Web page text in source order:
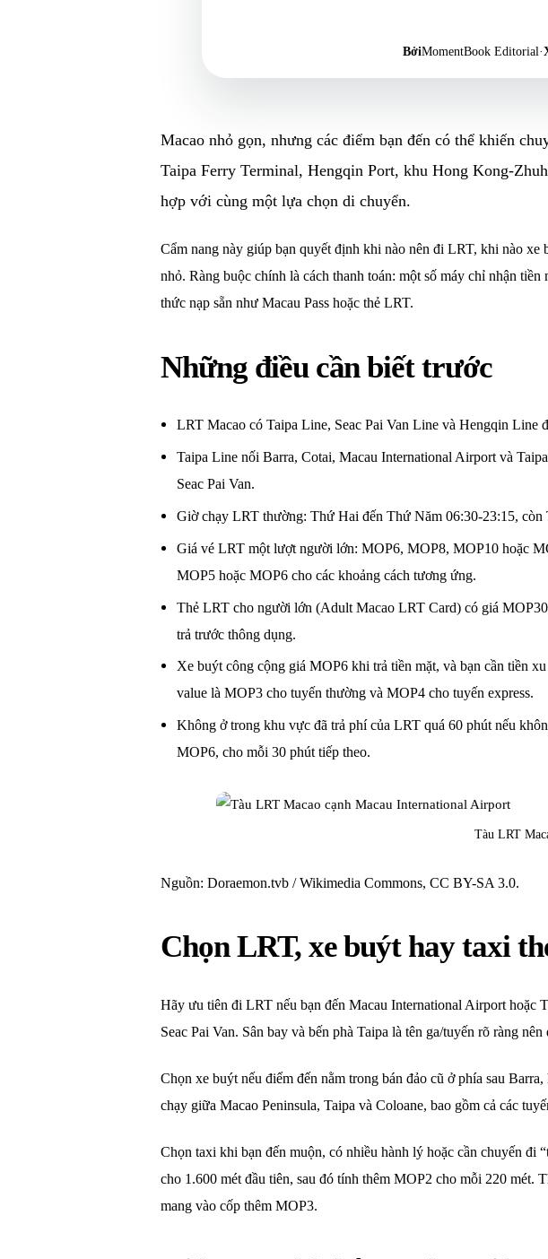
BởiMomentBook Editorial·
Macao nhỏ gọn, nhưng các điểm bạn đến có thể khiến
Taipa Ferry Terminal, Hengqin Port, khu Hong Kong-
hợp với cùng một lựa chọn di chuyển.
Cẩm nang này giúp bạn quyết định khi nào nên đi LRT, khi nào
nhỏ. Ràng buộc chính là cách thanh toán: một số máy chỉ nhận
thức nạp sẵn như Macau Pass hoặc thẻ LRT.
Những điều cần biết trước
LRT Macao có Taipa Line, Seac Pai Van Line và Hengqin Line
Taipa Line nối Barra, Cotai, Macau International Airport và
Seac Pai Van.
Giờ chạy LRT thường: Thứ Hai đến Thứ Năm 06:30-23:15, còn
Giá vé LRT một lượt người lớn: MOP6, MOP8, MOP10 hoặc
MOP5 hoặc MOP6 cho các khoảng cách tương ứng.
Thẻ LRT cho người lớn (Adult Macao LRT Card) có giá
trả trước thông dụng.
Xe buýt công cộng giá MOP6 khi trả tiền mặt, và bạn cần tiền
value là MOP3 cho tuyến thường và MOP4 cho tuyến express.
Không ở trong khu vực đã trả phí của LRT quá 60 phút nếu
MOP6, cho mỗi 30 phút tiếp theo.
Tàu LRT
Nguồn: Doraemon.tvb / Wikimedia Commons, CC BY-SA 3.0.
Chọn LRT, xe buýt hay taxi
Hãy ưu tiên đi LRT nếu bạn đến Macau International Airport hoặc
Seac Pai Van. Sân bay và bến phà Taipa là tên ga/tuyến rõ ràng
Chọn xe buýt nếu điểm đến nằm trong bán đảo cũ ở phía sau
chạy giữa Macao Peninsula, Taipa và Coloane, bao gồm cả các
Chọn taxi khi bạn đến muộn, có nhiều hành lý hoặc cần chuyến đi
cho 1.600 mét đầu tiên, sau đó tính thêm MOP2 cho mỗi 220
mang vào cốp thêm MOP3.